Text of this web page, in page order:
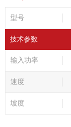
型号
技术参数
输入功率
速度
坡度